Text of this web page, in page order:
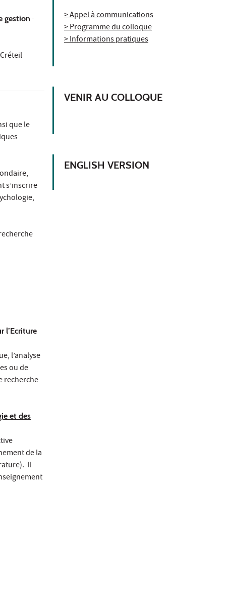
gestion -
que le
s’inscrire
l’Ecriture
l’analyse
ou de
recherche
et des
de la
Il
> Appel à communications
> Programme du colloque
> Informations pratiques
VENIR AU COLLOQUE
ENGLISH VERSION